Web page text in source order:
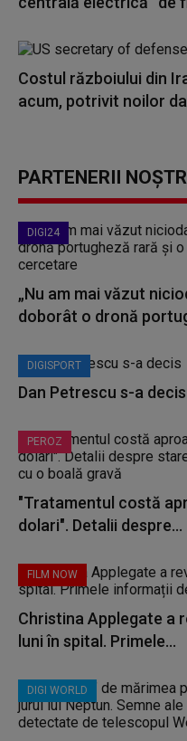
Costul războiului din
acum, potrivit noilor
PARTENERII
DIGI24
„Nu am mai văzut
doborât o dronă
DIGISPORT
Dan Petrescu s-a decis
PEROZ
"Tratamentul costă
dolari". Detalii despre...
FILM NOW
Christina Applegate a
luni în spital. Primele...
DIGI WORLD